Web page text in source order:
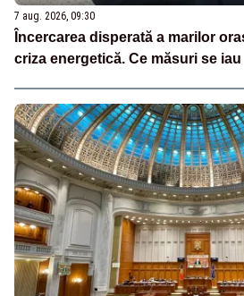
7 aug. 2026, 09:30
Încercarea disperată a marilor
criza energetică. Ce măsuri se iau